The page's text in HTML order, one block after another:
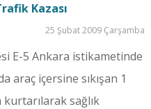
Kazası
25 Şubat 2009 Çarşamba
E-5 Ankara istikametinde
araç içersine sıkışan 1
sağlık